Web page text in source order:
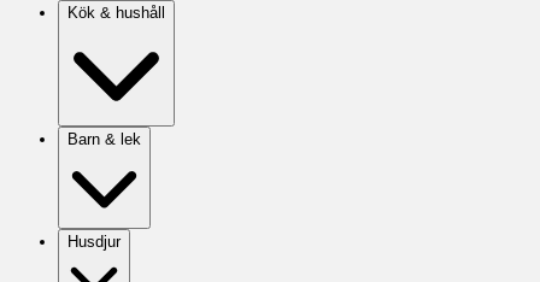
Kök & hushåll
Barn & lek
Husdjur